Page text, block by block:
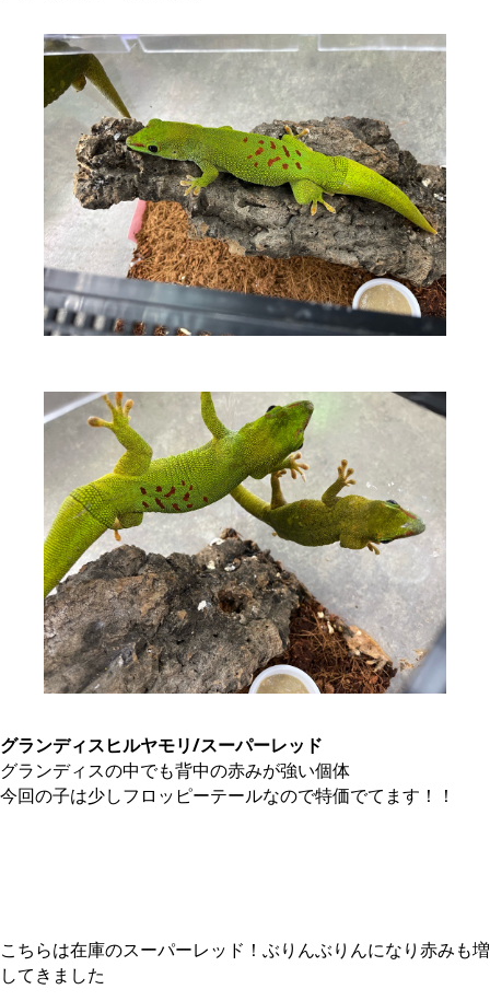
グランディスヒルヤモリ/スーパーレッド
グランディスの中でも背中の赤みが強い個体
今回の子は少しフロッピーテールなので特価でてます！！
こちらは在庫のスーパーレッド！ぶりんぶりんになり赤みも増
してきました